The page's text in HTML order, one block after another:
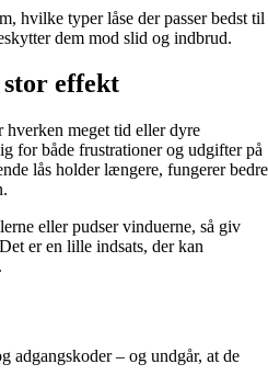
hvilke typer låse der passer bedst til
dem mod slid og indbrud.
effekt
meget tid eller dyre
for både frustrationer og udgifter på
lås holder længere, fungerer bedre
eller pudser vinduerne, så giv
er en lille indsats, der kan
adgangskoder – og undgår, at de